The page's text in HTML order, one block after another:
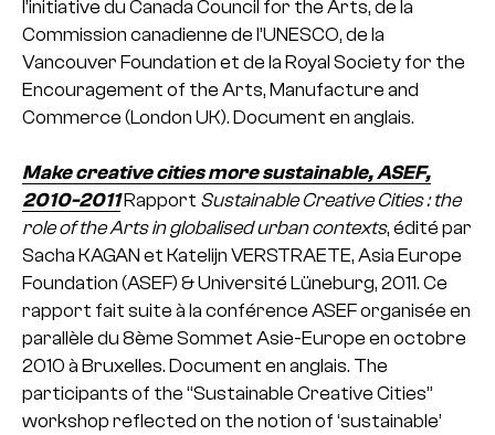
l’initiative du Canada Council for the Arts, de la
Commission canadienne de l’UNESCO, de la
Vancouver Foundation et de la Royal Society for the
Encouragement of the Arts, Manufacture and
Commerce (London UK). Document en anglais.
Make creative cities more sustainable, ASEF,
2010-2011Rapport Sustainable Creative Cities : the
role of the Arts in globalised urban contexts, édité par
Sacha KAGAN et Katelijn VERSTRAETE, Asia Europe
Foundation (ASEF) & Université Lüneburg, 2011. Ce
rapport fait suite à la conférence ASEF organisée en
parallèle du 8ème Sommet Asie-Europe en octobre
2010 à Bruxelles. Document en anglais. The
participants of the “Sustainable Creative Cities”
workshop reflected on the notion of ‘sustainable’